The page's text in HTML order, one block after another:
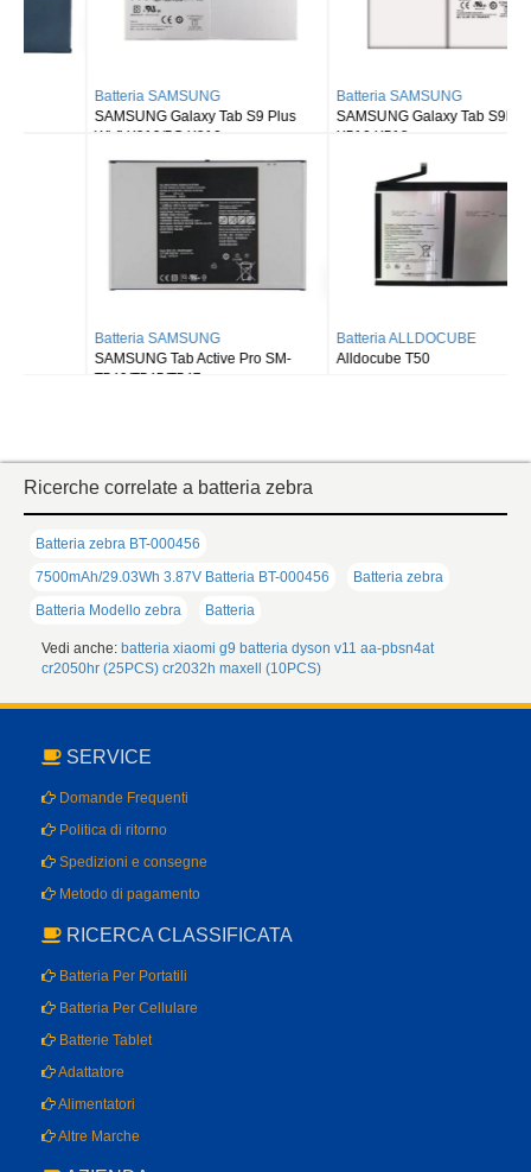
Batteria SAMSUNG
SAMSUNG Galaxy Tab S9 Plus
Wi-fi X810/5G X816
Batteria SAMSUNG
SAMSUNG Galaxy Tab S9FE X510
X516 X518
Batteria SAMSUNG
SAMSUNG Tab Active Pro SM-
T540/T545/T547
Batteria ALLDOCUBE
Alldocube T50
Ricerche correlate a batteria zebra
Batteria zebra BT-000456
7500mAh/29.03Wh 3.87V Batteria BT-000456
Batteria zebra
Batteria Modello zebra
Batteria
Vedi anche: batteria xiaomi g9 batteria dyson v11 aa-pbsn4at
cr2050hr (25PCS) cr2032h maxell (10PCS)
SERVICE
Domande Frequenti
Politica di ritorno
Spedizioni e consegne
Metodo di pagamento
RICERCA CLASSIFICATA
Batteria Per Portatili
Batteria Per Cellulare
Batterie Tablet
Adattatore
Alimentatori
Altre Marche